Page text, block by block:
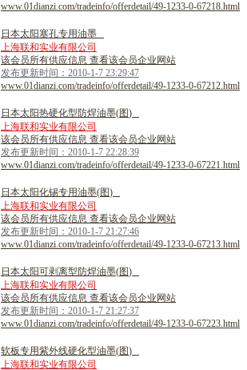
www.01dianzi.com/tradeinfo/offerdetail/49-1233-0-67218.html
日 本太阳塞孔专用油墨
上海联和实业有限公司
该会员所有供应信息 查看该会员企业网站
发布更新时间：2010-1-7 23:29:47
www.01dianzi.com/tradeinfo/offerdetail/49-1233-0-67212.html
日 本太阳热硬化型防焊油墨(图)
上海联和实业有限公司
该会员所有供应信息 查看该会员企业网站
发布更新时间：2010-1-7 22:28:39
www.01dianzi.com/tradeinfo/offerdetail/49-1233-0-67221.html
日 本太阳化锡专用油墨(图)
上海联和实业有限公司
该会员所有供应信息 查看该会员企业网站
发布更新时间：2010-1-7 21:27:46
www.01dianzi.com/tradeinfo/offerdetail/49-1233-0-67213.html
日 本太阳可剥离型防焊油墨(图)
上海联和实业有限公司
该会员所有供应信息 查看该会员企业网站
发布更新时间：2010-1-7 21:27:37
www.01dianzi.com/tradeinfo/offerdetail/49-1233-0-67223.html
软板专用紫外线硬化型油墨(图)
上海联和实业有限公司